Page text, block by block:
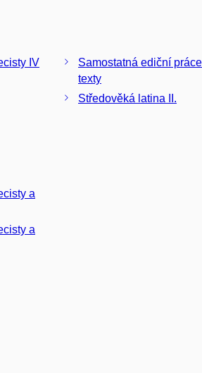
IV
Samostatná ediční
texty
Středověká latina II.
a
a